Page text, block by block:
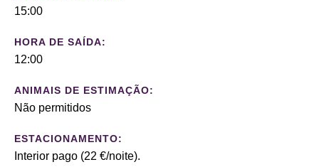
15:00
HORA DE SAÍDA:
12:00
ANIMAIS DE ESTIMAÇÃO:
Não permitidos
ESTACIONAMENTO:
Interior pago (22 €/noite).